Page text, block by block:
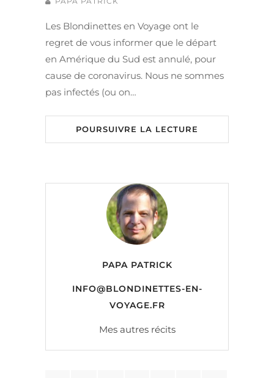
Les Blondinettes en Voyage ont le
regret de vous informer que le départ
en Amérique du Sud est annulé, pour
cause de coronavirus. Nous ne sommes
pas infectés (ou on…
POURSUIVRE LA LECTURE
PAPA PATRICK
INFO@BLONDINETTES-EN-
VOYAGE.FR
Mes autres récits